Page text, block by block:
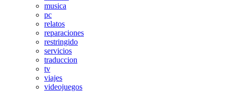
musica
pc
relatos
reparaciones
restringido
servicios
traduccion
tv
viajes
videojuegos